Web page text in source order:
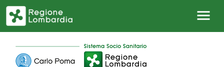
Salta al contenuto principale